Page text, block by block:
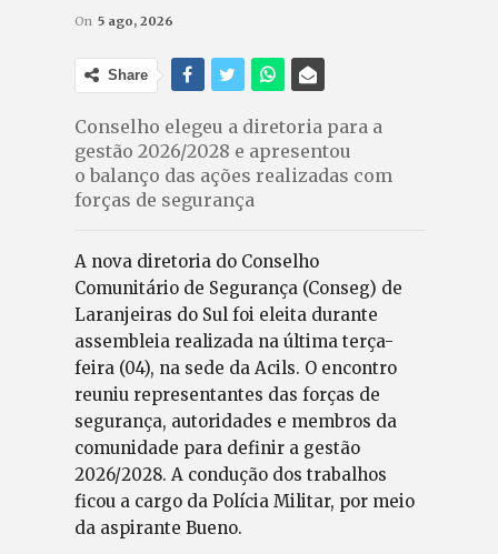
On 5 ago, 2026
Share
Conselho elegeu a diretoria para a
gestão 2026/2028 e apresentou
o balanço das ações realizadas com
forças de segurança
A nova diretoria do Conselho
Comunitário de Segurança (Conseg) de
Laranjeiras do Sul foi eleita durante
assembleia realizada na última terça-
feira (04), na sede da Acils. O encontro
reuniu representantes das forças de
segurança, autoridades e membros da
comunidade para definir a gestão
2026/2028. A condução dos trabalhos
ficou a cargo da Polícia Militar, por meio
da aspirante Bueno.